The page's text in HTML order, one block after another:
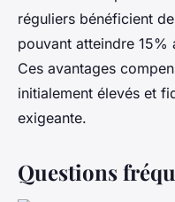
réguliers bénéficient
pouvant atteindre 15%
Ces avantages
initialement élevés et
exigeante.
Questions